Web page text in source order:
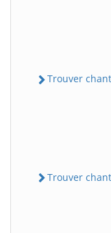
Trouver
Trouver